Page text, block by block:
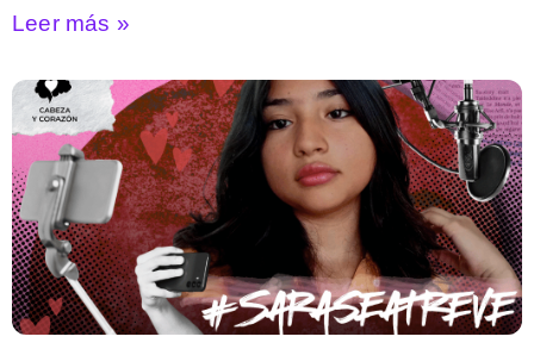
Leer más »